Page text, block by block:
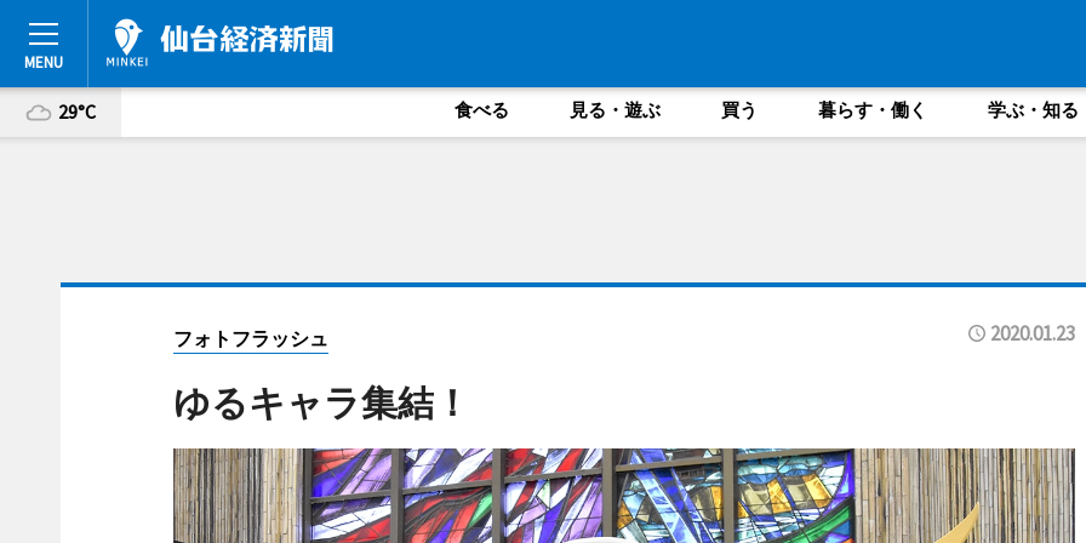
29°C 食べる 見る・遊ぶ 買う 暮らす・働く 学ぶ・知る
フォトフラッシュ 2020.01.23
ゆるキャラ集結！